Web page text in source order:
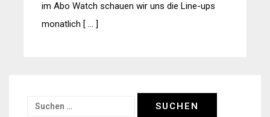
im Abo Watch schauen wir uns die Line-ups
monatlich [ … ]
Suchen